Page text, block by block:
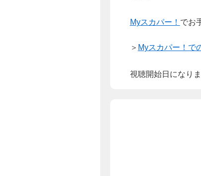
Myスカパー！ でお
＞ Myスカパー！で
視聴開始日になり